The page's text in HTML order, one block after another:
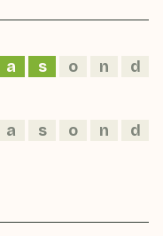
a s o n d
a s o n d